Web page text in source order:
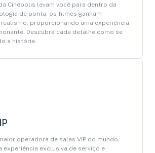
Cinépolis levam você para dentro da
de ponta, os filmes ganham
proporcionando uma experiência
Descubra cada detalhe como se
a história.
operadora de salas VIP do mundo,
experiência exclusiva de serviço e